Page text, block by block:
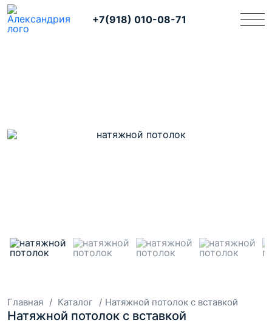
+7(918) 010-08-71
Главная Каталог Натяжной потолок с вставкой
Натяжной потолок с вставкой